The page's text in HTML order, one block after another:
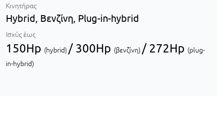
Κινητήρας
Hybrid, Βενζίνη, Plug-in-hybrid
Ισχύς έως
150Hp (hybrid) / 300Hp (βενζίνη) / 272Hp (plug-
in-hybrid)